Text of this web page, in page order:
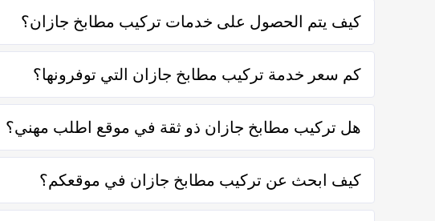
كيف يتم الحصول على خدمات تركيب مطابخ جازان؟
يتم الحصول على خدمات تركيب مطابخ جازان من خلال التواصل معه إما
كم سعر خدمة تركيب مطابخ جازان التي توفرونها؟
تختلف اسعار خدمات تركيب مطابخ جازان وفقاً لعدة عناصر منها قرب
هل تركيب مطابخ جازان ذو ثقة في موقع اطلب مهني؟
نعم تركيب مطابخ جازان في موقع اطلب مهني ذو ثقة في التعامل فكل
كيف ابحث عن تركيب مطابخ جازان في موقعكم؟
يُمكنك البحث عن تركيب مطابخ جازان في موقعنا من خلال تحديد المنطقة